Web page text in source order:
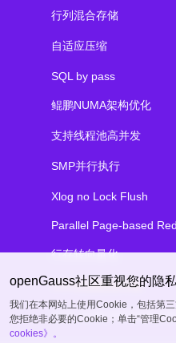
行列混合存储
自适应压缩
SQL by pass
鲲鹏NUMA架构优化
支持线程池高并发
SMP并行执行
Xlog no Lock Flush
Parallel Page-based Redo
行存转向量化
OCK加速数据传输
OCK SCRLOCK加速分
openGauss社区重视您的隐私
我们在本网站上使用Cookie，包括第
您拒绝非必要的Cookie；单击“管理
cookies》。